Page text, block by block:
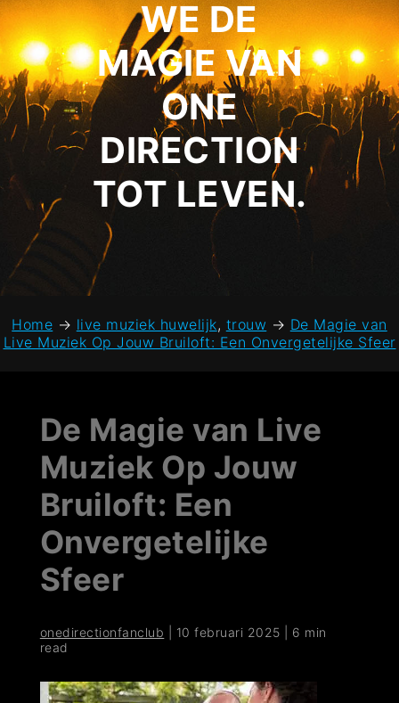
WE DE
MAGIE VAN
ONE
DIRECTION
TOT LEVEN.
Home → live muziek huwelijk, trouw → De Magie van
Live Muziek Op Jouw Bruiloft: Een Onvergetelijke Sfeer
De Magie van Live
Muziek Op Jouw
Bruiloft: Een
Onvergetelijke
Sfeer
onedirectionfanclub 10 februari 2025
6 min
read